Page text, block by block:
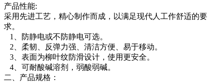
产品性能:
采用先进工艺，精心制作而成，以满足现代人工作舒适的要
求。
1、防静电或不防静电可选。
2、柔韧、反弹力强、清洁方便、易于移动。
3、表面为柳叶纹防滑设计，使用更安全。
4、可耐酸碱溶剂，弱酸弱碱。
二、产品规格：